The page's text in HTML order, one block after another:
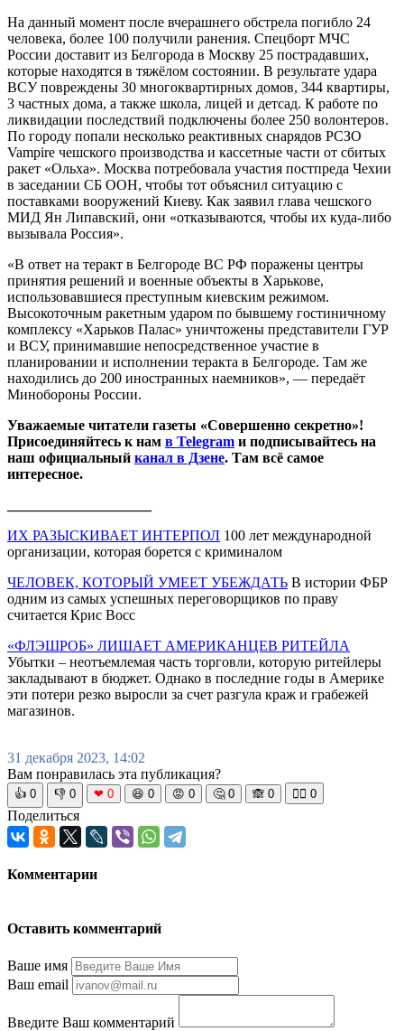
На данный момент после вчерашнего обстрела погибло 24
человека, более 100 получили ранения. Спецборт МЧС
России доставит из Белгорода в Москву 25 пострадавших,
которые находятся в тяжёлом состоянии. В результате удара
ВСУ повреждены 30 многоквартирных домов, 344 квартиры,
3 частных дома, а также школа, лицей и детсад. К работе по
ликвидации последствий подключены более 250 волонтеров.
По городу попали несколько реактивных снарядов РСЗО
Vampire чешского производства и кассетные части от сбитых
ракет «Ольха». Москва потребовала участия постпреда Чехии
в заседании СБ ООН, чтобы тот объяснил ситуацию с
поставками вооружений Киеву. Как заявил глава чешского
МИД Ян Липавский, они «отказываются, чтобы их куда-либо
вызывала Россия».
«В ответ на теракт в Белгороде ВС РФ поражены центры
принятия решений и военные объекты в Харькове,
использовавшиеся преступным киевским режимом.
Высокоточным ракетным ударом по бывшему гостиничному
комплексу «Харьков Палас» уничтожены представители ГУР
и ВСУ, принимавшие непосредственное участие в
планировании и исполнении теракта в Белгороде. Там же
находились до 200 иностранных наемников», — передаёт
Минобороны России.
Уважаемые читатели газеты «Совершенно секретно»!
Присоединяйтесь к нам в Telegram и подписывайтесь на
наш официальный канал в Дзене. Там всё самое
интересное.
ИХ РАЗЫСКИВАЕТ ИНТЕРПОЛ 100 лет международной
организации, которая борется с криминалом
ЧЕЛОВЕК, КОТОРЫЙ УМЕЕТ УБЕЖДАТЬ В истории ФБР
одним из самых успешных переговорщиков по праву
считается Крис Восс
«ФЛЭШРОБ» ЛИШАЕТ АМЕРИКАНЦЕВ РИТЕЙЛА
Убытки – неотъемлемая часть торговли, которую ритейлеры
закладывают в бюджет. Однако в последние годы в Америке
эти потери резко выросли за счет разгула краж и грабежей
магазинов.
31 декабря 2023, 14:02
Вам понравилась эта публикация?
👍 0 👎 0 ❤ 0 😆 0 😡 0 🤔 0 🙈 0 🧘‍♀️ 0
Поделиться
Комментарии
Оставить комментарий
Ваше имя
Ваш email
Введите Ваш комментарий